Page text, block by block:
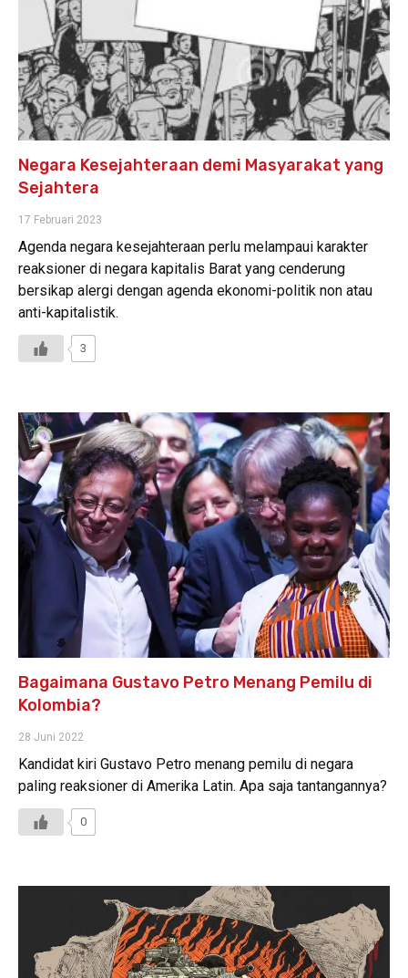
Negara Kesejahteraan demi Masyarakat yang
Sejahtera
17 Februari 2023
Agenda negara kesejahteraan perlu melampaui karakter
reaksioner di negara kapitalis Barat yang cenderung
bersikap alergi dengan agenda ekonomi-politik non atau
anti-kapitalistik.
3
Bagaimana Gustavo Petro Menang Pemilu di
Kolombia?
28 Juni 2022
Kandidat kiri Gustavo Petro menang pemilu di negara
paling reaksioner di Amerika Latin. Apa saja tantangannya?
0